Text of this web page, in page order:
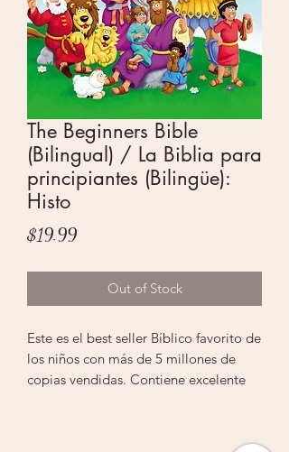
The Beginners Bible
(Bilingual) / La Biblia para
principiantes (Bilingüe):
Histo
$19.99Price
Out of Stock
Este es el best seller Bíblico favorito de
los niños con más de 5 millones de
copias vendidas. Contiene excelente
historias de la Biblia. Sus imágenes y